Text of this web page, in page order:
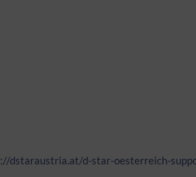
dstaraustria.at/d-star-oesterreich-